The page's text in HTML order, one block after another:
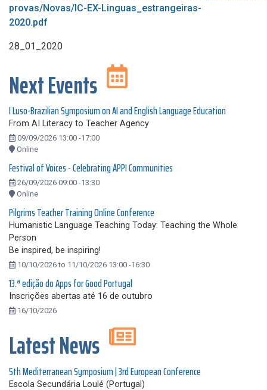
provas/Novas/IC-EX-Linguas_estrangeiras-
2020.pdf
28_01_2020
Next Events
I Luso-Brazilian Symposium on AI and English Language Education
From AI Literacy to Teacher Agency
09/09/2026 13:00 -17:00
Online
Festival of Voices - Celebrating APPI Communities
26/09/2026 09:00 -13:30
Online
Pilgrims Teacher Training Online Conference
Humanistic Language Teaching Today: Teaching the Whole
Person
Be inspired, be inspiring!
10/10/2026 to 11/10/2026 13:00 -16:30
13.ª edição do Apps for Good Portugal
Inscrições abertas até 16 de outubro
16/10/2026
Latest News
5th Mediterranean Symposium | 3rd European Conference
Escola Secundária Loulé (Portugal)